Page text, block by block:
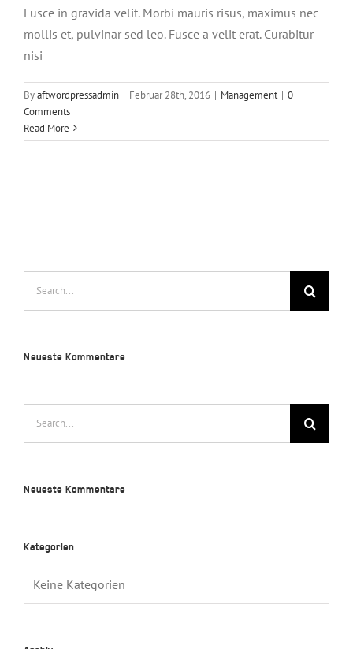
Fusce in gravida velit. Morbi mauris risus, maximus nec
mollis et, pulvinar sed leo. Fusce a velit erat. Curabitur
nisi
Byaftwordpressadmin | Februar 28th, 2016 | Management | 0
Comments
Read More
Neueste Kommentare
Neueste Kommentare
Kategorien
Keine Kategorien